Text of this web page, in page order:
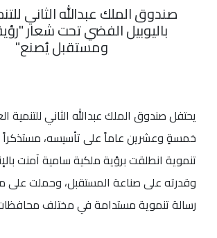
صندوق الملك عبدالله الثاني
باليوبيل الفضي تحت شعار
ومستقبل يُصنع"
يحتفل صندوق الملك عبدالله الثاني للتنمية
خمسةٍ وعشرين عاماً على تأسيسه،
تنموية انطلقت برؤية ملكية سامية آمنت
وقدرته على صناعة المستقبل، وحملت على
رسالة تنموية مستدامة في مختلف